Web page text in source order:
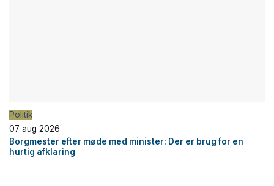
Politik
07 aug 2026
Borgmester efter møde med minister: Der er brug for en
hurtig afklaring